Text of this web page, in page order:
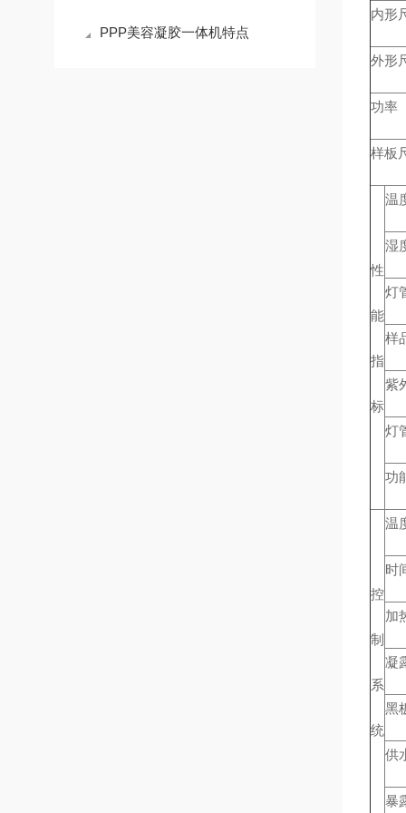
PPP美容凝胶一体机特点
内形
外形
功率
样板
性
能
指
标
温
湿
灯
样
紫
灯
功
控
制
系
统
温
时
加
凝
黑
供
暴